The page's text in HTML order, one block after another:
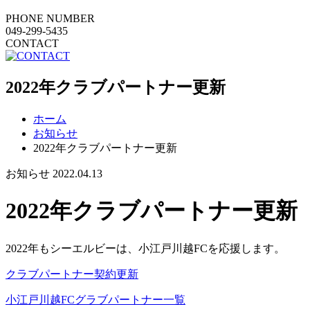
PHONE NUMBER
049-299-5435
CONTACT
2022年クラブパートナー更新
ホーム
お知らせ
2022年クラブパートナー更新
お知らせ 2022.04.13
2022年クラブパートナー更新
2022年もシーエルビーは、小江戸川越FCを応援します。
クラブパートナー契約更新
小江戸川越FCグラブパートナー一覧